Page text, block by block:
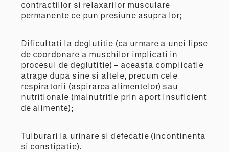
contractiilor si relaxarilor musculare
permanente ce pun presiune asupra lor;
Dificultati la deglutitie (ca urmare a unei lipse
de coordonare a muschilor implicati in
procesul de deglutitie) – aceasta complicatie
atrage dupa sine si altele, precum cele
respiratorii (aspirarea alimentelor) sau
nutritionale (malnutritie prin aport insuficient
de alimente);
Tulburari la urinare si defecatie (incontinenta
si constipatie).